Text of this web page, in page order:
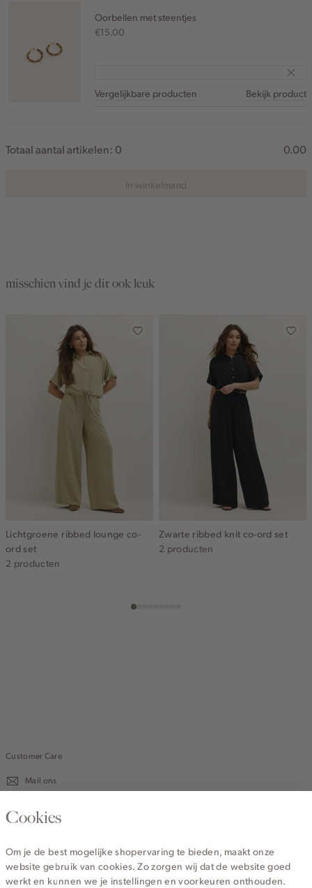
Oorbellen met steentjes
€15.00
Vergelijkbare producten Bekijk product
Totaal aantal artikelen: 0 0.00
In winkelmand
misschien vind je dit ook leuk
Lichtgroene ribbed lounge co-
ord set
2 producten
Zwarte ribbed knit co-ord set
2 producten
Customer Care
Mail ons
020 - 3412 670
Service
Cookies
Om je de best mogelijke shopervaring te bieden, maakt onze
website gebruik van cookies. Zo zorgen wij dat de website goed
werkt en kunnen we je instellingen en voorkeuren onthouden.